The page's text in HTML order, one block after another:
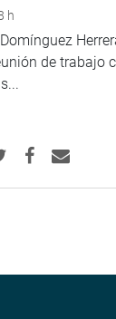
h
de trabajo